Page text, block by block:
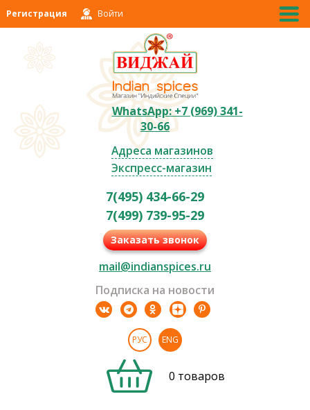
Регистрация Войти
WhatsApp: +7 (969) 341-
30-66
Адреса магазинов
Экспресс-магазин
7(495) 434-66-29
7(499) 739-95-29
Заказать звонок
mail@indianspices.ru
Подписка на новости
РУС ENG
0 товаров